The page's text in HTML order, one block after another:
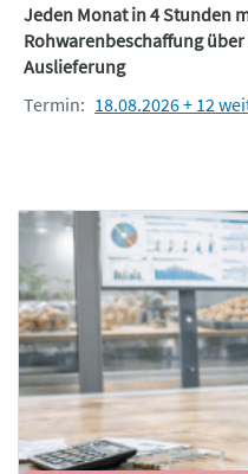
Jeden Monat in 4 Stunden
Rohwarenbeschaffung
Auslieferung
Termin: 18.08.2026 + 12